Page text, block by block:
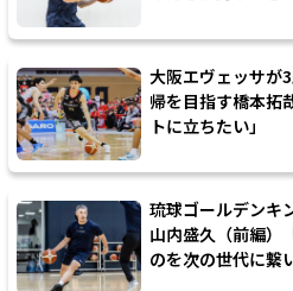
大阪エヴェッサが
帰を目指す橋本拓
トに立ちたい」
琉球ゴールデンキ
山内盛久（前編）
のを次の世代に繋